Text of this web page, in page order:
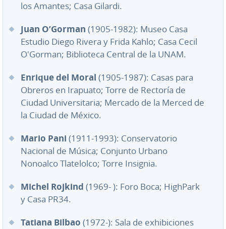
los Amantes; Casa Gilardi.
Juan O’Gorman (1905-1982): Museo Casa
Estudio Diego Rivera y Frida Kahlo; Casa Cecil
O'Gorman; Biblioteca Central de la UNAM.
Enrique del Moral (1905-1987): Casas para
Obreros en Irapuato; Torre de Rectoría de
Ciudad Universitaria; Mercado de la Merced de
la Ciudad de México.
Mario Pani (1911-1993): Conservatorio
Nacional de Música; Conjunto Urbano
Nonoalco Tlatelolco; Torre Insignia.
Michel Rojkind (1969- ): Foro Boca; HighPark
y Casa PR34.
Tatiana Bilbao (1972-): Sala de exhibiciones